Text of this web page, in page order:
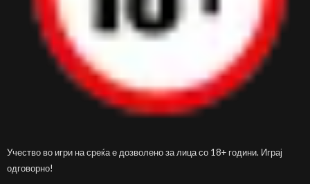
Учество во игри на среќа е дозволено за лица со 18+ години. Играј
одговорно!